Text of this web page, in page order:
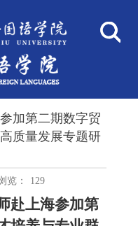
加第二期数字贸
质量发展专题研
览： 129
赴上海参加第